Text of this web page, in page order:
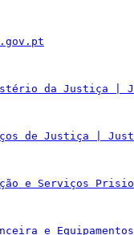
da Justiça |
de Justiça |
e Serviços
e